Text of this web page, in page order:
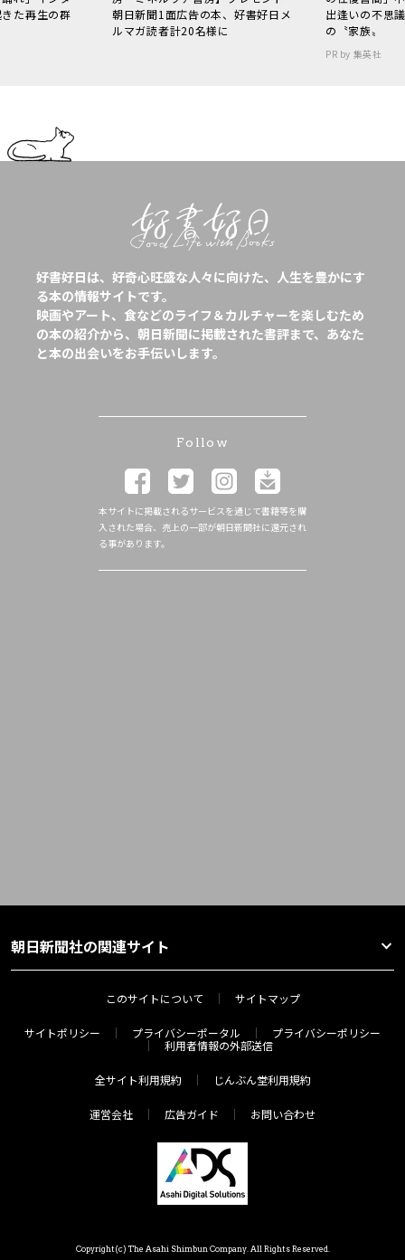
た再生の群
朝日新聞1面広告の本、好書好日メ
ルマガ読者計20名様に
出逢いの不思
の〝家族〟
PR by 集英社
好書好日は、好奇心旺盛な人々に向けた、人生を豊かにす
る本の情報サイトです。
映画やアート、食などのライフ＆カルチャーを楽しむため
の本の紹介から、朝日新聞に掲載された書評まで、あなた
と本の出会いをお手伝いします。
Follow
本サイトに掲載されるサービスを通じて書籍等を購
入された場合、売上の一部が朝日新聞社に還元され
る事があります。
朝日新聞社の関連サイト
このサイトについて サイトマップ
サイトポリシー プライバシーポータル
プライバシーポリシー
利用者情報の外部送信
全サイト利用規約 じんぶん堂利用規約
運営会社 広告ガイド お問い合わせ
Copyright(c) The Asahi Shimbun Company. All Rights Reserved.